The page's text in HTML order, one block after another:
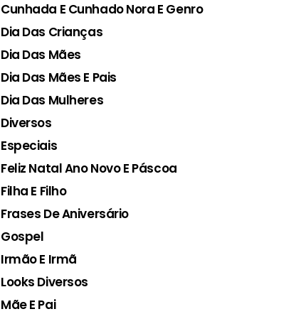
Cunhada E Cunhado Nora E Genro
Dia Das Crianças
Dia Das Mães
Dia Das Mães E Pais
Dia Das Mulheres
Diversos
Especiais
Feliz Natal Ano Novo E Páscoa
Filha E Filho
Frases De Aniversário
Gospel
Irmão E Irmã
Looks Diversos
Mãe E Pai